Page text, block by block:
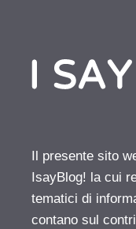
Il presente sito
IsayBlog! la cui
tematici di
contano sul